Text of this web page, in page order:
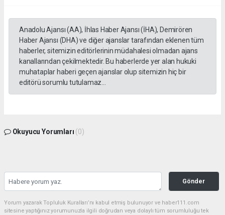
Anadolu Ajansı (AA), İhlas Haber Ajansı (İHA), Demirören
Haber Ajansı (DHA) ve diğer ajanslar tarafından eklenen tüm
haberler, sitemizin editörlerinin müdahalesi olmadan ajans
kanallarından çekilmektedir. Bu haberlerde yer alan hukuki
muhataplar haberi geçen ajanslar olup sitemizin hiç bir
editörü sorumlu tutulamaz...
Okuyucu Yorumları (0)
Gönder
Yorum yazarak Topluluk Kuralları’nı kabul etmiş bulunuyor ve haber111.com
sitesine yaptığınız yorumunuzla ilgili doğrudan veya dolaylı tüm sorumluluğu tek